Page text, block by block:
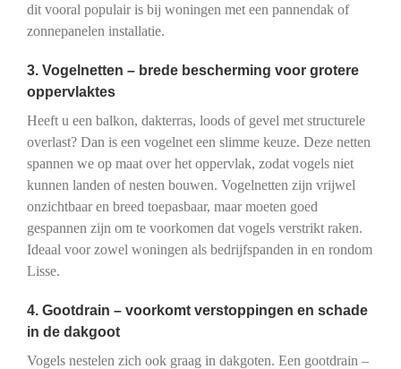
dit vooral populair is bij woningen met een pannendak of
zonnepanelen installatie.
3. Vogelnetten – brede bescherming voor grotere
oppervlaktes
Heeft u een balkon, dakterras, loods of gevel met structurele
overlast? Dan is een vogelnet een slimme keuze. Deze netten
spannen we op maat over het oppervlak, zodat vogels niet
kunnen landen of nesten bouwen. Vogelnetten zijn vrijwel
onzichtbaar en breed toepasbaar, maar moeten goed
gespannen zijn om te voorkomen dat vogels verstrikt raken.
Ideaal voor zowel woningen als bedrijfspanden in en rondom
Lisse.
4. Gootdrain – voorkomt verstoppingen en schade
in de dakgoot
Vogels nestelen zich ook graag in dakgoten. Een gootdrain –